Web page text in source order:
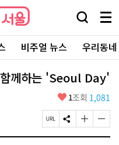
검
창
열
기
메
뉴
전
체
보
기
비주얼 뉴스 우리동
께하는 'Seoul Day'
좋
요
1조회 1,081
페
이
S
N
글
자
글
자